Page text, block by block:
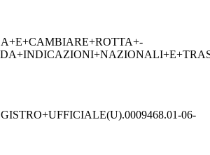
06-